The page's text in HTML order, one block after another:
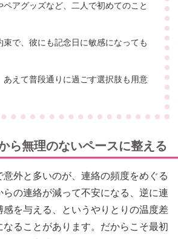
ペアグッズなど、二人で初めてのこと
束で、彼にも記念日に敏感になっても
あえて普段通りに過ごす選択肢も用意
ら無理のないペースに整える
外と多いのが、連絡の頻度をめぐる
の連絡が減って不安になる、逆に連
感を与える、というやりとりの温度差
なることがあります。だからこそ最初